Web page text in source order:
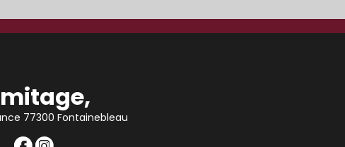
77300 Fontainebleau